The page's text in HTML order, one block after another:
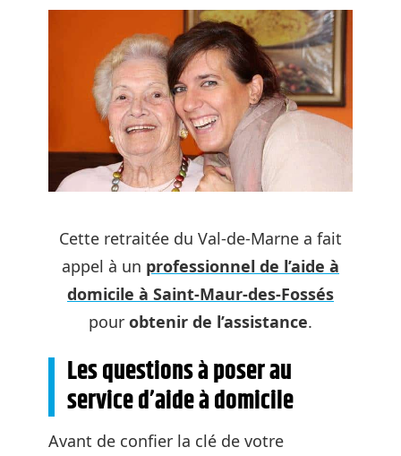
Cette retraitée du Val-de-Marne a fait
appel à un professionnel de l’aide à
domicile à Saint-Maur-des-Fossés
pour obtenir de l’assistance.
Les questions à poser au
service d’aide à domicile
Avant de confier la clé de votre